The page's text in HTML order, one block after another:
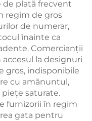
de plată frecvent
regim de gros
de numerar,
înainte ca
Comercianții
la designuri
gros, indisponibile
cu amănuntul,
saturate.
furnizorii în regim
gata pentru